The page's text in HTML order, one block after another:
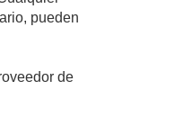
pueden
de